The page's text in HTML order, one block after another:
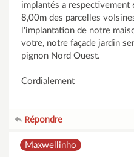
implantés a
8,00m des parcelles
l'implantation de notre
votre, notre façade jardin
pignon Nord Ouest.
Cordialement
Répondre
Maxwellinho